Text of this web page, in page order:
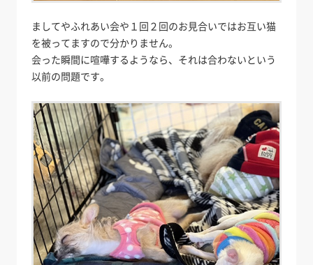
ましてやふれあい会や１回２回のお見合いではお互い猫
を被ってますので分かりません。
会った瞬間に喧嘩するようなら、それは合わないという
以前の問題です。